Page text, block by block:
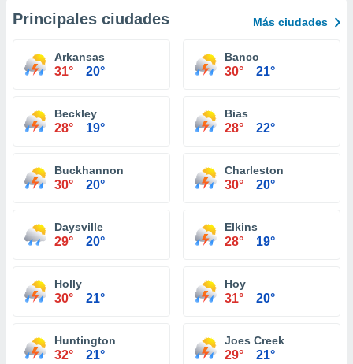
Principales ciudades Más ciudades
Arkansas
31° 20°
Banco
30° 21°
Beckley
28° 19°
Bias
28° 22°
Buckhannon
30° 20°
Charleston
30° 20°
Daysville
29° 20°
Elkins
28° 19°
Holly
30° 21°
Hoy
31° 20°
Huntington
32° 21°
Joes Creek
29° 21°